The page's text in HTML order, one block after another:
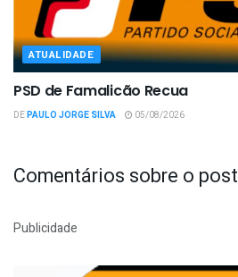
ATUALIDADE
PSD de Famalicão Recua
DEPAULO JORGE SILVA 05/08/2026
Comentários sobre o post
Publicidade